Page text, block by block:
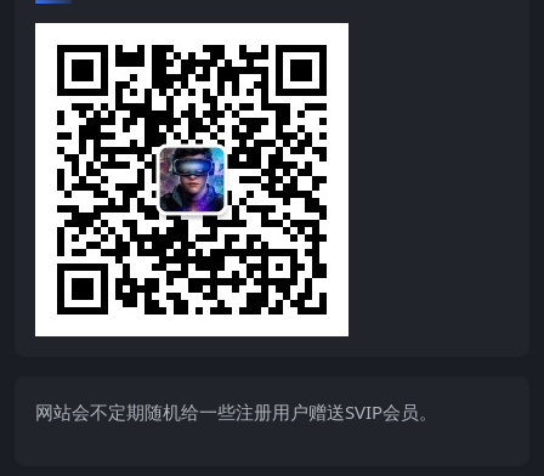
网站会不定期随机给一些注册用户赠送SVIP会员。